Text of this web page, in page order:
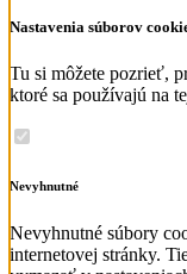
Nastavenia súborov
Tu si môžete pozrieť,
ktoré sa používajú na
Nevyhnutné
Nevyhnutné súbory
internetovej stránky.